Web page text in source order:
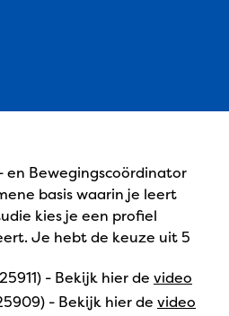
en Bewegingscoördinator
basis waarin je leert
kies je een profiel
Je hebt de keuze uit 5
- Bekijk hier de video
- Bekijk hier de video